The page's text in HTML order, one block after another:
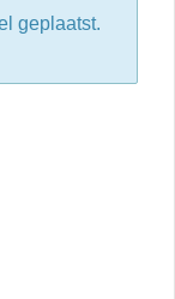
geplaatst.